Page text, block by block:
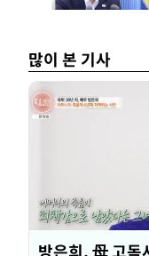
많이 본 기사
방은희, 母 고독